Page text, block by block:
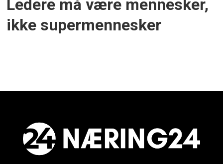
Ledere må være mennesker,
ikke supermennesker